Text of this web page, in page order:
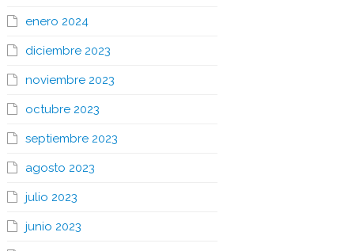
enero 2024
diciembre 2023
noviembre 2023
octubre 2023
septiembre 2023
agosto 2023
julio 2023
junio 2023